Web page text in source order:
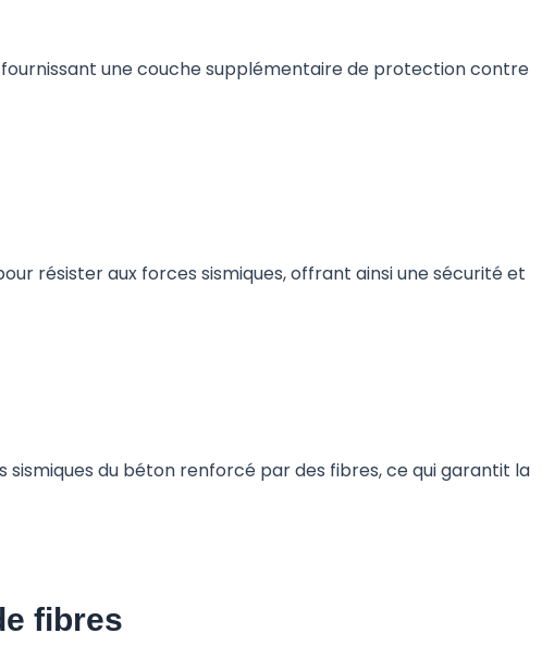
une couche supplémentaire de protection contre
résister aux forces sismiques, offrant ainsi une sécurité et
du béton renforcé par des fibres, ce qui garantit la
fibres